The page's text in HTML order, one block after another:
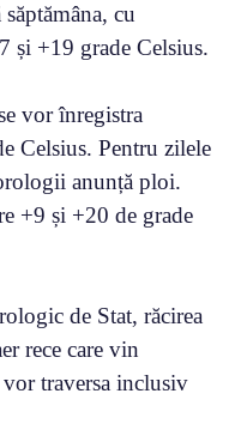
cu
și +19 grade Celsius.
vor înregistra
Celsius. Pentru zilele
anunță ploi.
+9 și +20 de grade
de Stat, răcirea
rece care vin
traversa inclusiv